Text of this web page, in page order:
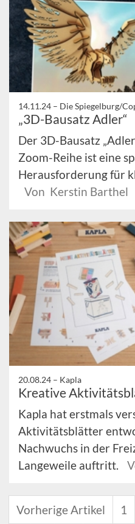
14.11.24 – Die Spiegelburg/
„3D-Bausatz Adler“
Der 3D-Bausatz
Zoom-Reihe ist eine
Herausforderung für
Von Kerstin Barthel
20.08.24 – Kapla
Kreative
Kapla hat erstmals
Aktivitätsblätter
Nachwuchs in der
Langeweile auftritt.
Vorherige Artikel 1